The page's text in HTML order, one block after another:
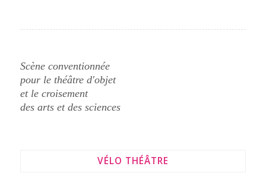
Scène conventionnée
pour le théâtre d'objet
et le croisement
des arts et des sciences
VÉLO THÉÂTRE